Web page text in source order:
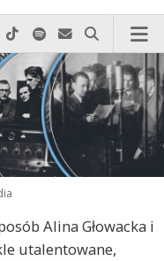
do nas zadzwoń
na Facebook-u
nas na X
Odwiedź nas na Instagram-ie
Odwiedź nas na TikTok-u
Szukaj nas na Spotify
Wyślij do nas
Szukaj
Alina Głowacka i
utalentowane,